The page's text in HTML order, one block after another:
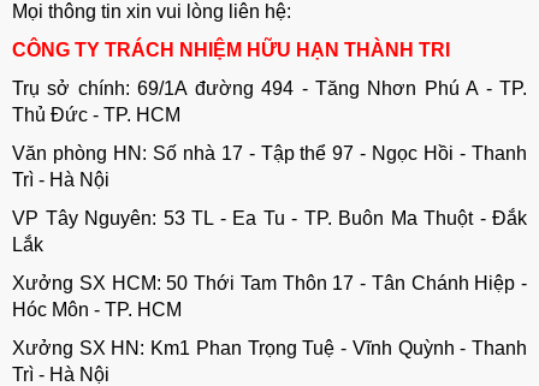
Mọi thông tin xin vui lòng liên hệ:
CÔNG TY TRÁCH NHIỆM HỮU HẠN THÀNH TRI
Trụ sở chính: 69/1A đường 494 - Tăng Nhơn Phú A - TP.
Thủ Đức - TP. HCM
Văn phòng HN: Số nhà 17 - Tập thể 97 - Ngọc Hồi - Thanh
Trì - Hà Nội
VP Tây Nguyên: 53 TL - Ea Tu - TP. Buôn Ma Thuột - Đắk
Lắk
Xưởng SX HCM: 50 Thới Tam Thôn 17 - Tân Chánh Hiệp -
Hóc Môn - TP. HCM
Xưởng SX HN: Km1 Phan Trọng Tuệ - Vĩnh Quỳnh - Thanh
Trì - Hà Nội